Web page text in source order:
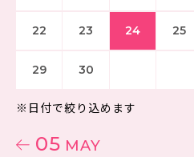
05 MAY
22 23 24 25
29 30
※日付で絞り込めます